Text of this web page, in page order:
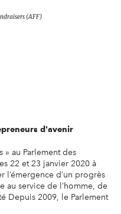
(AFF)
d'avenir
» au Parlement des
22 et 23 janvier 2020 à
l’émergence d’un progrès
au service de l’homme, de
Depuis 2009, le Parlement